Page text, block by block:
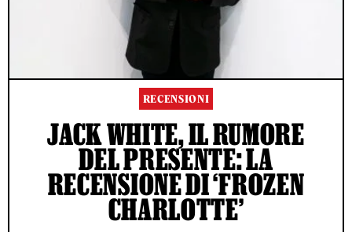
RECENSIONI
JACK WHITE, IL RUMORE
DEL PRESENTE: LA
RECENSIONE DI ‘FROZEN
CHARLOTTE’